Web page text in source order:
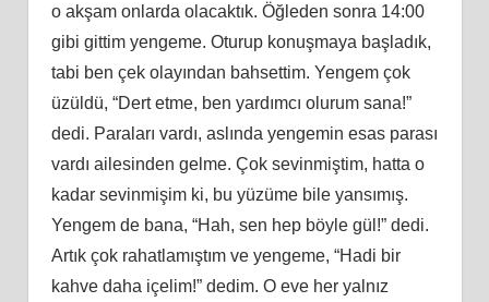
o akşam onlarda olacaktık. Öğleden sonra 14:00
gibi gittim yengeme. Oturup konuşmaya başladık,
tabi ben çek olayından bahsettim. Yengem çok
üzüldü, “Dert etme, ben yardımcı olurum sana!”
dedi. Paraları vardı, aslında yengemin esas parası
vardı ailesinden gelme. Çok sevinmiştim, hatta o
kadar sevinmişim ki, bu yüzüme bile yansımış.
Yengem de bana, “Hah, sen hep böyle gül!” dedi.
Artık çok rahatlamıştım ve yengeme, “Hadi bir
kahve daha içelim!” dedim. O eve her yalnız